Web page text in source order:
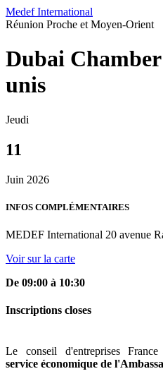
Medef International
Réunion Proche et Moyen-Orient
Dubai
unis
Jeudi
11
Juin 2026
INFOS COMPLÉMENTAIRES
MEDEF International 20 avenue
Voir sur la carte
De 09:00 à 10:30
Inscriptions closes
Le conseil d'entreprises
service économique de